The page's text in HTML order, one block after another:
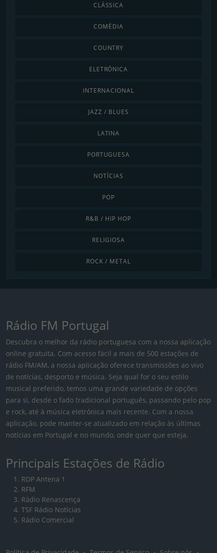
CLÁSSICA
COMÉDIA
COUNTRY
ELETRÓNICA
INTERNACIONAL
JAZZ / BLUES
LATINA
PORTUGUESA
NOTÍCIAS
POP
R&B / HIP HOP
RELIGIOSA
ROCK / METAL
Rádio FM Portugal
Descubra o melhor da rádio portuguesa com a nossa aplicação
online gratuita. Com acesso fácil a mais de 500 estações de
rádio FM/AM, a nossa aplicação oferece transmissões ao vivo
de notícias, desporto e música. Seja qual for o seu estilo
musical preferido, temos uma grande variedade de opções
para si, desde o fado tradicional português, passando pelo pop
e rock, até à música eletrónica mais recente. Com a nossa
aplicação, pode manter-se atualizado em relação às últimas
notícias em Portugal e no mundo, onde quer que esteja.
Principais Estações de Rádio
RDP Antena 1
RFM
Rádio Renascença
TSF Rádio Notícias
Rádio Comercial